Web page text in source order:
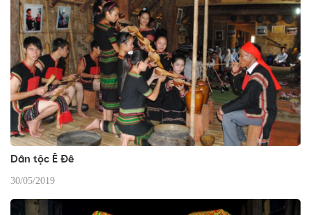
Dân tộc Ê Đê
30/05/2019